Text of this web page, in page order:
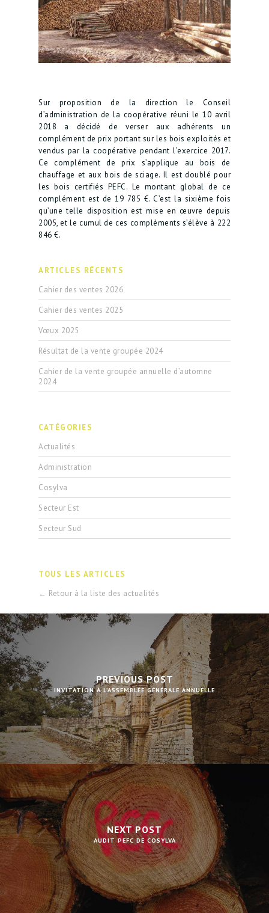
Sur proposition de la direction le Conseil
d’administration de la coopérative réuni le 10 avril
2018 a décidé de verser aux adhérents un
complément de prix portant sur les bois exploités et
vendus par la coopérative pendant l’exercice 2017.
Ce complément de prix s’applique au bois de
chauffage et aux bois de sciage. Il est doublé pour
les bois certifiés PEFC. Le montant global de ce
complément est de 19 785 €. C’est la sixième fois
qu’une telle disposition est mise en œuvre depuis
2005, et le cumul de ces compléments s’élève à 222
846 €.
ARTICLES RÉCENTS
Cahier des ventes 2026
Cahier des ventes 2025
Vœux 2025
Résultat de la vente groupée 2024
Cahier de la vente groupée annuelle d’automne
2024
CATÉGORIES
Actualités
Administration
Cosylva
Secteur Est
Secteur Sud
TOUS LES ARTICLES
← Retour à la liste des actualités
PREVIOUS POST
INVITATION À L’ASSEMBLÉE GÉNÉRALE ANNUELLE
NEXT POST
AUDIT PEFC DE COSYLVA